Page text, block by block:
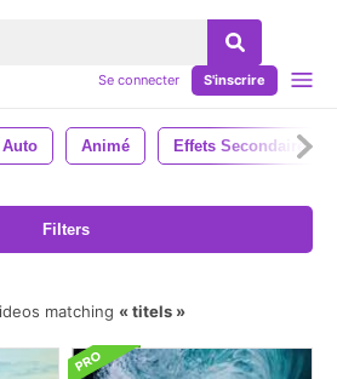
Se connecter S'inscrire
Auto Animé Effets Secondaires
Filters
matching
titels